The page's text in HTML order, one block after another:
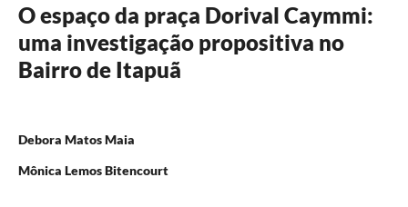
O espaço da praça Dorival Caymmi:
uma investigação propositiva no
Bairro de Itapuã
Debora Matos Maia
Mônica Lemos Bitencourt